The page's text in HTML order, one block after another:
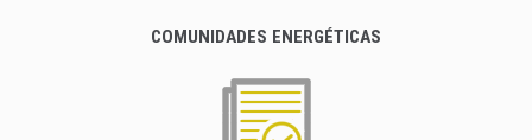
COMUNIDADES ENERGÉTICAS